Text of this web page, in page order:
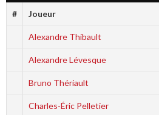
# Joueur
Alexandre Thibault
Alexandre Lévesque
Bruno Thériault
Charles-Éric Pelletier